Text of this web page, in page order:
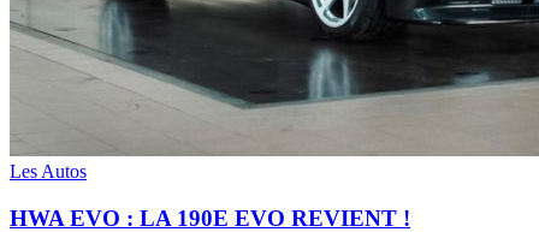
Les Autos
HWA EVO : LA 190E EVO REVIENT !